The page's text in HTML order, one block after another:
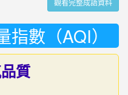
觀看完整成語資料
數（AQI）
質